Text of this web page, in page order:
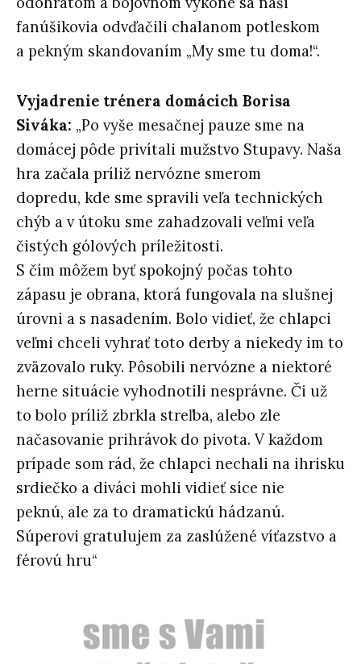
fanúšikovia odvďačili chalanom potleskom
a pekným skandovaním „My sme tu doma!“.
Vyjadrenie trénera domácich Borisa
Siváka: „Po vyše mesačnej pauze sme na
domácej pôde privítali mužstvo Stupavy. Naša
hra začala príliž nervózne smerom
dopredu, kde sme spravili veľa technických
chýb a v útoku sme zahadzovali veľmi veľa
čistých gólových príležitosti.
S čím môžem byť spokojný počas tohto
zápasu je obrana, ktorá fungovala na slušnej
úrovni a s nasadením. Bolo vidieť, že chlapci
veľmi chceli vyhrať toto derby a niekedy im to
zväzovalo ruky. Pôsobili nervózne a niektoré
herne situácie vyhodnotili nesprávne. Či už
to bolo príliž zbrkla streľba, alebo zle
načasovanie prihrávok do pivota. V každom
prípade som rád, že chlapci nechali na ihrisku
srdiečko a diváci mohli vidieť síce nie
peknú, ale za to dramatickú hádzanú.
Súperovi gratulujem za zaslúžené víťazstvo a
férovú hru“